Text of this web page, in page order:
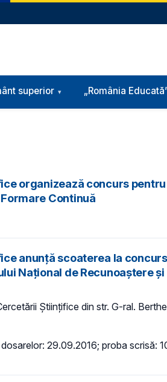
superior „România
organizează concurs
Continuă
anunță scoaterea la
Național de Recunoaștere
Științifice din str. G-ral.
29.09.2016; proba scrisă: